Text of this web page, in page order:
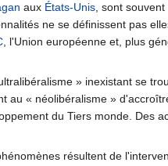
aux États-Unis, sont
ne se définissent pas
, l'Union européenne et, plus
» inexistant se
au « néolibéralisme »
du Tiers monde. Des
résultent de